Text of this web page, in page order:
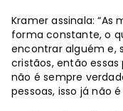
Kramer assinala:
forma constante, o
encontrar alguém e,
cristãos, então
não é sempre
pessoas, isso já não